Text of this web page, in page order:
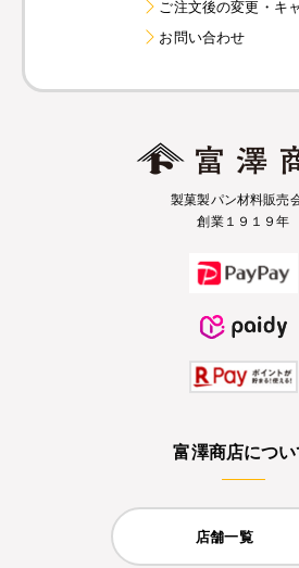
ご注文後の変更・キ
お問い合わせ
製菓製パン材料販売
創業１９１９年
富澤商店につ
店舗一覧